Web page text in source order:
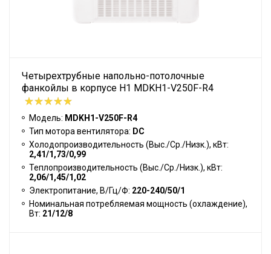
Четырехтрубные напольно-потолочные
фанкойлы в корпусе H1 MDKH1-V250F-R4
Модель: MDKH1-V250F-R4
Тип мотора вентилятора: DC
Холодопроизводительность (Выс./Ср./Низк.), кВт:
2,41/1,73/0,99
Теплопроизводительность (Выс./Ср./Низк.), кВт:
2,06/1,45/1,02
Электропитание, В/Гц/Ф: 220-240/50/1
Номинальная потребляемая мощность (охлаждение),
Вт: 21/12/8